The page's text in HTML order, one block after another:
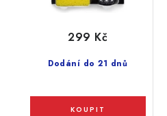
Dodání do 21 dnů
299 Kč